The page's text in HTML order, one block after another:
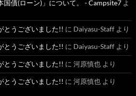
国債(ローン)」について。 - Campsite7 よ
とうございました!! に Daiyasu-Staff より
とうございました!! に Daiyasu-Staff より
とうございました!! に 河原慎也 より
とうございました!! に 河原慎也 より